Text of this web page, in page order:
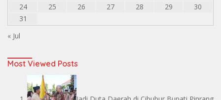
24
25 26 27 28 29
30
31
« Jul
Most Viewed Posts